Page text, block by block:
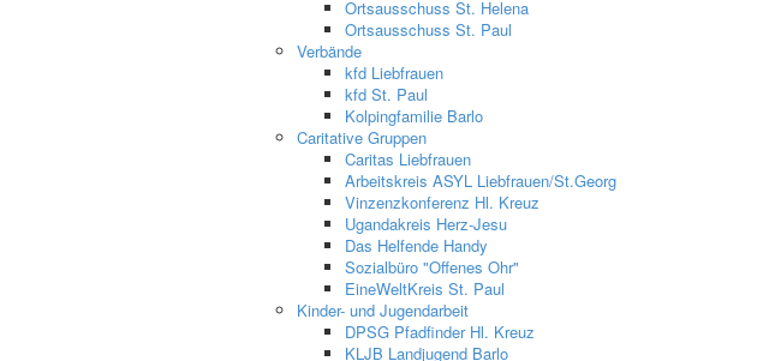
Ortsausschuss St. Helena
Ortsausschuss St. Paul
Verbände
kfd Liebfrauen
kfd St. Paul
Kolpingfamilie Barlo
Caritative Gruppen
Caritas Liebfrauen
Arbeitskreis ASYL Liebfrauen/St.Georg
Vinzenzkonferenz Hl. Kreuz
Ugandakreis Herz-Jesu
Das Helfende Handy
Sozialbüro "Offenes Ohr"
EineWeltKreis St. Paul
Kinder- und Jugendarbeit
DPSG Pfadfinder Hl. Kreuz
KLJB Landjugend Barlo